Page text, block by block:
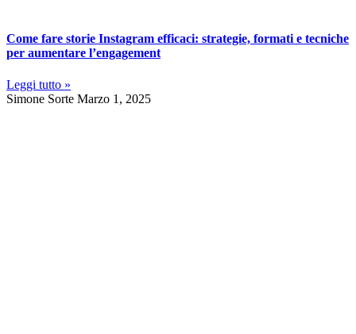
Come fare storie Instagram efficaci: strategie, formati e tecniche
per aumentare l’engagement
Leggi tutto »
Simone Sorte Marzo 1, 2025